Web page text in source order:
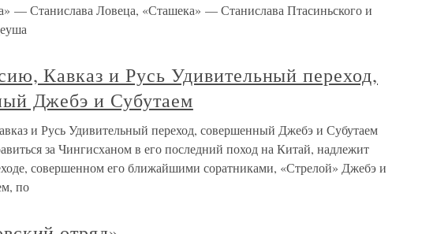
— Станислава Ловеца, «Сташека» — Станислава Птасиньского и
Кавказ и Русь Удивительный переход,
Джебэ и Субутаем
и Русь Удивительный переход, совершенный Джебэ и Субутаем
за Чингисханом в его последний поход на Китай, надлежит
совершенном его ближайшими соратниками, «Стрелой» Джебэ и
по